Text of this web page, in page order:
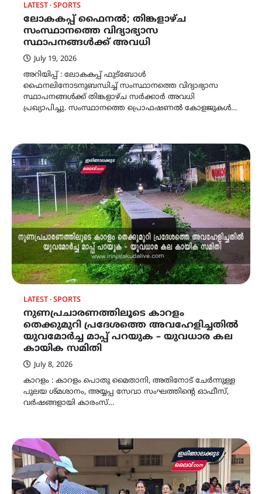
LATEST SPORTS
ലോകകപ്പ് ഫൈനൽ; തിങ്കളാഴ്ച
സംസ്ഥാനത്തെ വിദ്യാഭ്യാസ
സ്ഥാപനങ്ങൾക്ക് അവധി
July 19, 2026
അറിയിപ്പ് : ലോകകപ്പ് ഫുട്‌ബോൾ
ഫൈനലിനോടനുബന്ധിച്ച് സംസ്ഥാനത്തെ വിദ്യാഭ്യാസ
സ്ഥാപനങ്ങൾക്ക് തിങ്കളാഴ്ച സർക്കാർ അവധി
പ്രഖ്യാപിച്ചു. സംസ്ഥാനത്തെ പ്രൊഫഷണൽ കോളജുകൾ…
LATEST SPORTS
നുണപ്രചാരണത്തിലൂടെ കാറളം
തെക്കുമുറി പ്രദേശത്തെ അവഹേളിച്ചതിൽ
യുവമോർച്ച മാപ്പ് പറയുക – യുവധാര കല
കായിക സമിതി
July 8, 2026
കാറളം : കാറളം പൊതു മൈതാനി, അതിനോട് ചേർന്നുള്ള
പുലയ ശ്‌മശാനം, അയ്യപ്പ സേവാ സംഘത്തിൻ്റെ ഓഫീസ്,
വർഷങ്ങളായി കാരംസ്…